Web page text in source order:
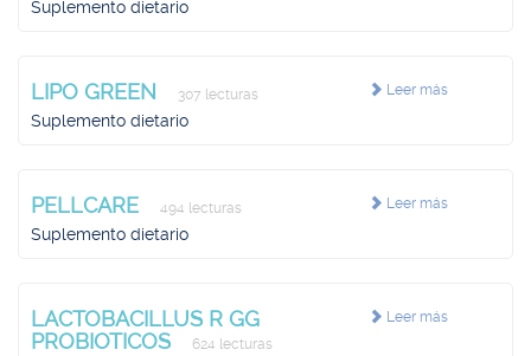
Suplemento dietario
Leer más
LIPO GREEN 307 lecturas
Suplemento dietario
Leer más
PELLCARE 494 lecturas
Suplemento dietario
Leer más
LACTOBACILLUS R GG
PROBIOTICOS
624 lecturas